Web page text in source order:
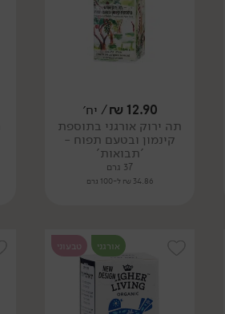
12.90
₪/ יח׳
תה ירוק אורגני בתוספת
קינמון ובטעם תפוח -
'תבואות'
37 גרם
34.86 ₪ ל-100 גרם
אורגני טבעוני